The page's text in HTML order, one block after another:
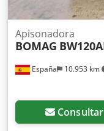
España 10.953 km
Apisonadora
BOMAG
Consultar